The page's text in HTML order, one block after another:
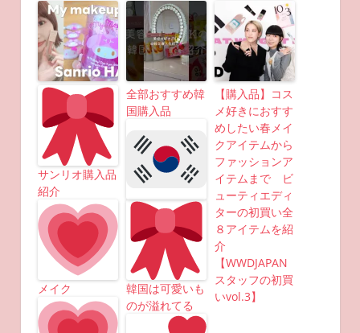
サンリオ購入品
紹介
メイク
全部おすすめ韓
国購入品
韓国は可愛いも
のが溢れてる
【購入品】コス
メ好きにおすす
めしたい春メイ
クアイテムから
ファッションア
イテムまで ビ
ューティエディ
ターの初買い全
８アイテムを紹
介
【WWDJAPAN
スタッフの初買
いvol.3】